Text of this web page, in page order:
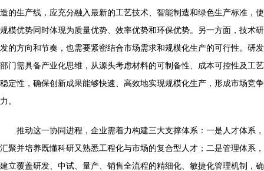
造的生产线，应充分融入最新的工艺技术、智能制造和绿色生产标准，使
规模优势同时体现为质量优势、效率优势和环保优势。另一方面，技术研
发的方向和节奏，也需要紧密结合市场需求和规模化生产的可行性。研发
部门需具备产业化思维，从源头考虑材料的可制备性、成本可控性及工艺
稳定性，确保创新成果能够快速、高效地实现规模化生产，形成市场竞争
力。
推动这一协同进程，企业需着力构建三大支撑体系：一是人才体系，
汇聚并培养既懂科研又熟悉工程化与市场的复合型人才；二是管理体系，
建立覆盖研发、中试、量产、销售全流程的精细化、敏捷化管理机制，确